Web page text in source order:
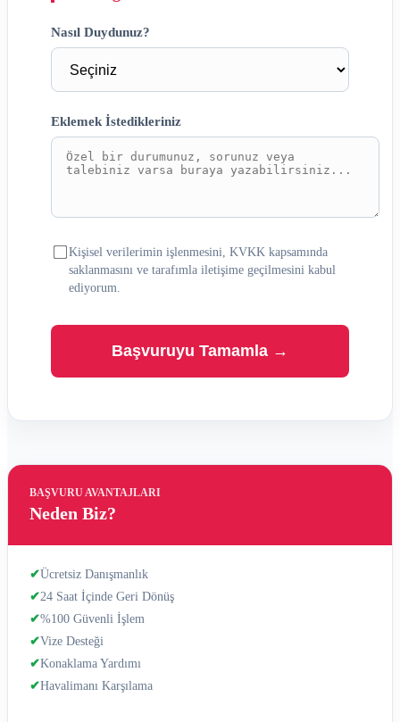
BAŞVURU AVANTAJLARI
Neden Biz?
✔Ücretsiz Danışmanlık
✔24 Saat İçinde Geri Dönüş
✔%100 Güvenli İşlem
✔Vize Desteği
✔Konaklama Yardımı
✔Havalimanı Karşılama
Nasıl Duydunuz?
Eklemek İstedikleriniz
Kişisel verilerimin işlenmesini, KVKK kapsamında
saklanmasını ve tarafımla iletişime geçilmesini kabul
ediyorum.
Başvuruyu Tamamla →